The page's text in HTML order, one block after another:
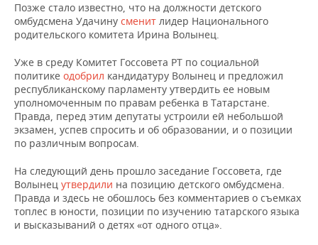
Позже стало известно, что на должности детского
омбудсмена Удачину сменит лидер Национального
родительского комитета Ирина Волынец.
Уже в среду Комитет Госсовета РТ по социальной
политике одобрил кандидатуру Волынец и предложил
республиканскому парламенту утвердить ее новым
уполномоченным по правам ребенка в Татарстане.
Правда, перед этим депутаты устроили ей небольшой
экзамен, успев спросить и об образовании, и о позиции
по различным вопросам.
На следующий день прошло заседание Госсовета, где
Волынец утвердили на позицию детского омбудсмена.
Правда и здесь не обошлось без комментариев о съемках
топлес в юности, позиции по изучению татарского языка
и высказываний о детях «от одного отца».